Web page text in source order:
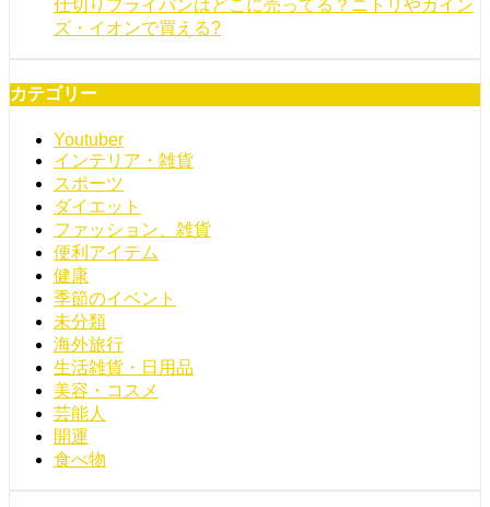
仕切りフライパンはどこに売ってる？ニトリやカイン
ズ・イオンで買える?
カテゴリー
Youtuber
インテリア・雑貨
スポーツ
ダイエット
ファッション、雑貨
便利アイテム
健康
季節のイベント
未分類
海外旅行
生活雑貨・日用品
美容・コスメ
芸能人
開運
食べ物